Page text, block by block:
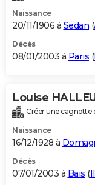
Naissance
20/11/1906 à Sedan (
Décès
08/01/2003 à Paris (
Louise
Créer une cagnotte
Naissance
16/12/1928 à
Décès
07/01/2003 à Bais (